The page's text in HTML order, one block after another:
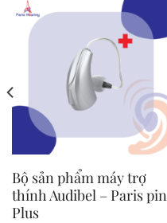
Bộ sản phẩm máy trợ
thính Audibel – Paris pin
Plus